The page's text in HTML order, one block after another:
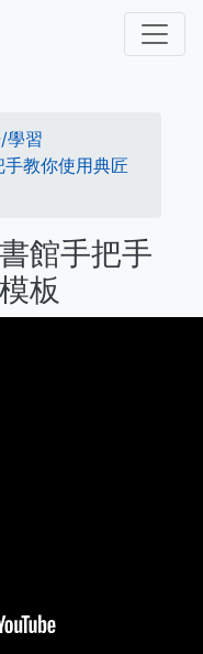
學習
教你使用典匠
館手把手
板